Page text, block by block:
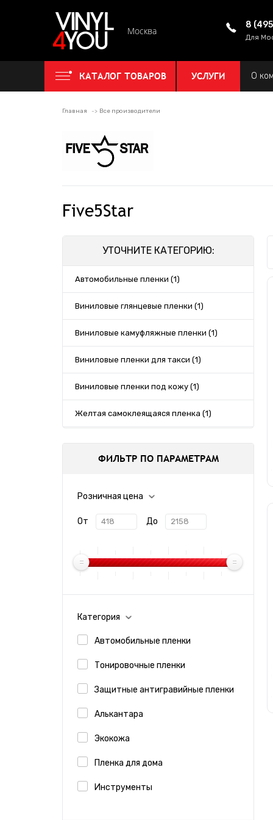
Москва
8
Для
КАТАЛОГ ТОВАРОВ УСЛУГИ О
Главная Все производители
Five5Star
УТОЧНИТЕ КАТЕГОРИЮ:
Автомобильные пленки (1)
Виниловые глянцевые пленки (1)
Виниловые камуфляжные пленки (1)
Виниловые пленки для такси (1)
Виниловые пленки под кожу (1)
Желтая самоклеящаяся пленка (1)
Инструменты для автовинила (1)
Инструменты для алькантары (1)
(1)
Инструменты для самоклеящихся пленок
Кованый карбон (1)
Пленка для дверей (1)
Пленка для кухни (2)
ФИЛЬТР ПО ПАРАМЕТРАМ
Розничная цена
От До
Категория
Автомобильные пленки
Тонировочные пленки
Защитные антигравийные пленки
Алькантара
Экокожа
Пленка для дома
Инструменты